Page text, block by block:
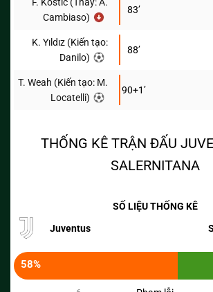
Cambiaso)
83’
K. Yıldız (Kiến tạo:
Danilo)
88’
T. Weah (Kiến tạo: M.
Locatelli)
90+1’
THỐNG KÊ TRẬN ĐẤU
SALERNITANA
SỐ LIỆU THỐNG KÊ
Juventus
58%